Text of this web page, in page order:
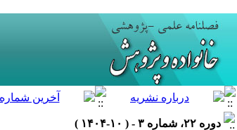
دوره ۲۲، شماره ۳ - ( ۱۰-۱۴۰۴ )